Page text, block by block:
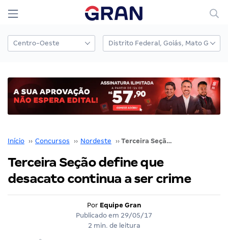
Início ›› Concursos ›› Nordeste ›› Terceira Seção define que desacato continua a ser crime
Terceira Seção define que
desacato continua a ser crime
Por Equipe Gran
Publicado em 29/05/17
2 min. de leitura